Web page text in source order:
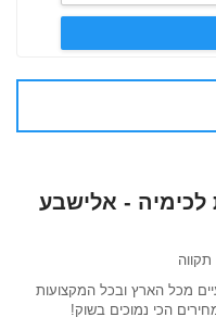
לכימיה - אלישבע
מכל הארץ ובכל המקצועות
מחירים הכי נמוכים בשוק!